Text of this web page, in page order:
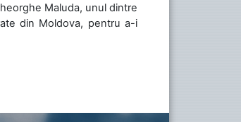
Maluda, unul dintre
din Moldova, pentru a-i